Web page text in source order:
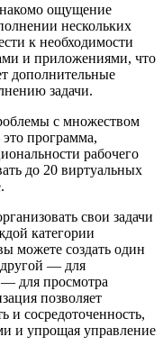
ощущение
нескольких
к необходимости
и приложениями, что
дополнительные
задачи.
с множеством
программа,
рабочего
до 20 виртуальных
свои задачи
категории
можете создать один
другой — для
для просмотра
позволяет
и сосредоточенность,
и упрощая управление